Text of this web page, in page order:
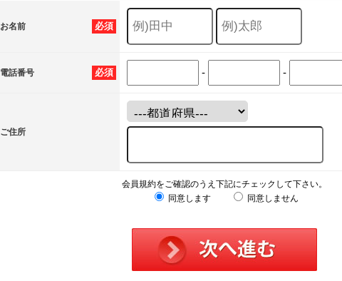
必須
お名前
必須
電話番号 - -
ご住所
会員規約をご確認のうえ下記にチェックして下さい。
同意します
同意しません